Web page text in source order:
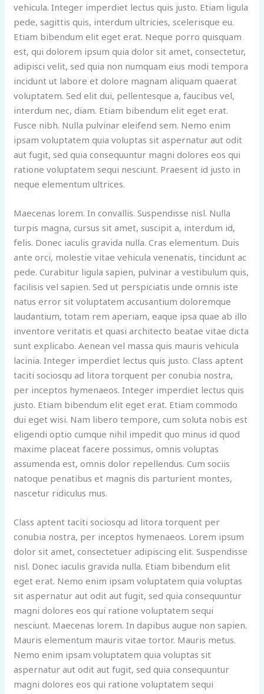
vehicula. Integer imperdiet lectus quis justo. Etiam ligula
pede, sagittis quis, interdum ultricies, scelerisque eu.
Etiam bibendum elit eget erat. Neque porro quisquam
est, qui dolorem ipsum quia dolor sit amet, consectetur,
adipisci velit, sed quia non numquam eius modi tempora
incidunt ut labore et dolore magnam aliquam quaerat
voluptatem. Sed elit dui, pellentesque a, faucibus vel,
interdum nec, diam. Etiam bibendum elit eget erat.
Fusce nibh. Nulla pulvinar eleifend sem. Nemo enim
ipsam voluptatem quia voluptas sit aspernatur aut odit
aut fugit, sed quia consequuntur magni dolores eos qui
ratione voluptatem sequi nesciunt. Praesent id justo in
neque elementum ultrices.
Maecenas lorem. In convallis. Suspendisse nisl. Nulla
turpis magna, cursus sit amet, suscipit a, interdum id,
felis. Donec iaculis gravida nulla. Cras elementum. Duis
ante orci, molestie vitae vehicula venenatis, tincidunt ac
pede. Curabitur ligula sapien, pulvinar a vestibulum quis,
facilisis vel sapien. Sed ut perspiciatis unde omnis iste
natus error sit voluptatem accusantium doloremque
laudantium, totam rem aperiam, eaque ipsa quae ab illo
inventore veritatis et quasi architecto beatae vitae dicta
sunt explicabo. Aenean vel massa quis mauris vehicula
lacinia. Integer imperdiet lectus quis justo. Class aptent
taciti sociosqu ad litora torquent per conubia nostra,
per inceptos hymenaeos. Integer imperdiet lectus quis
justo. Etiam bibendum elit eget erat. Etiam commodo
dui eget wisi. Nam libero tempore, cum soluta nobis est
eligendi optio cumque nihil impedit quo minus id quod
maxime placeat facere possimus, omnis voluptas
assumenda est, omnis dolor repellendus. Cum sociis
natoque penatibus et magnis dis parturient montes,
nascetur ridiculus mus.
Class aptent taciti sociosqu ad litora torquent per
conubia nostra, per inceptos hymenaeos. Lorem ipsum
dolor sit amet, consectetuer adipiscing elit. Suspendisse
nisl. Donec iaculis gravida nulla. Etiam bibendum elit
eget erat. Nemo enim ipsam voluptatem quia voluptas
sit aspernatur aut odit aut fugit, sed quia consequuntur
magni dolores eos qui ratione voluptatem sequi
nesciunt. Maecenas lorem. In dapibus augue non sapien.
Mauris elementum mauris vitae tortor. Mauris metus.
Nemo enim ipsam voluptatem quia voluptas sit
aspernatur aut odit aut fugit, sed quia consequuntur
magni dolores eos qui ratione voluptatem sequi